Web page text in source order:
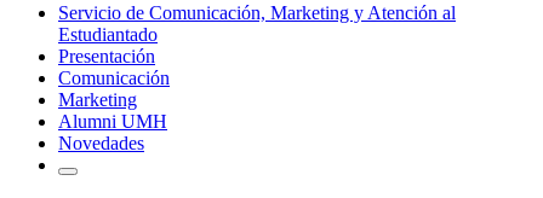
Servicio de Comunicación, Marketing y Atención al
Estudiantado
Presentación
Comunicación
Marketing
Alumni UMH
Novedades